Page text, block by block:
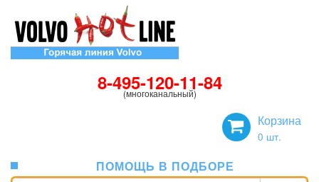
8-495-120-11-84
(многоканальный)
Корзина
0 шт.
ПОМОЩЬ В ПОДБОРЕ